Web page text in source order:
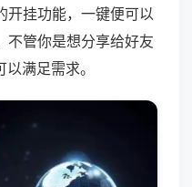
开挂功能，一键便可以
不管你是想分享给好友
满足需求。